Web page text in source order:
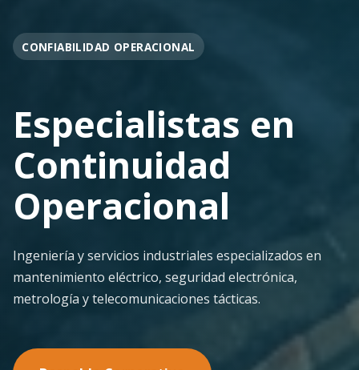
OPERACIÓN EN FAENA
Soporte
Operacional
Continuo
Despliegue ágil en terreno con los más altos
estándares de seguridad y calidad técnica para la
minería pesada.